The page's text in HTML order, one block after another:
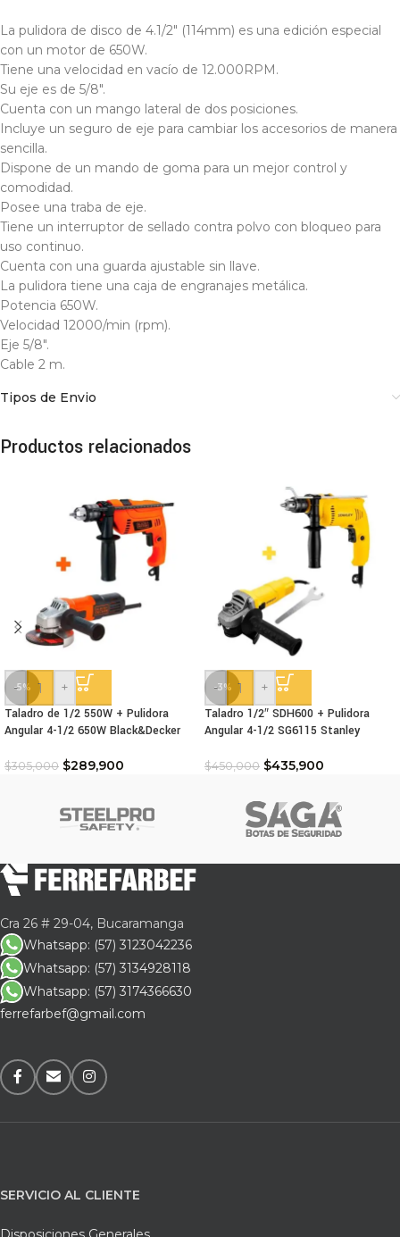
La pulidora de disco de 4.1/2″ (114mm) es una edición especial
con un motor de 650W.
Tiene una velocidad en vacío de 12.000RPM.
Su eje es de 5/8″.
Cuenta con un mango lateral de dos posiciones.
Incluye un seguro de eje para cambiar los accesorios de manera
sencilla.
Dispone de un mando de goma para un mejor control y
comodidad.
Posee una traba de eje.
Tiene un interruptor de sellado contra polvo con bloqueo para
uso continuo.
Cuenta con una guarda ajustable sin llave.
La pulidora tiene una caja de engranajes metálica.
Potencia 650W.
Velocidad 12000/min (rpm).
Eje 5/8″.
Cable 2 m.
Tipos de Envio
Productos relacionados
-5%
-
+
Taladro de 1/2 550W + Pulidora
Angular 4-1/2 650W Black&Decker
$305,000 $289,900
-3%
-
+
Taladro 1/2″ SDH600 + Pulidora
Angular 4-1/2 SG6115 Stanley
$450,000 $435,900
Cra 26 # 29-04, Bucaramanga
Whatsapp: (57) 3123042236
Whatsapp: (57) 3134928118
Whatsapp: (57) 3174366630
ferrefarbef@gmail.com
SERVICIO AL CLIENTE